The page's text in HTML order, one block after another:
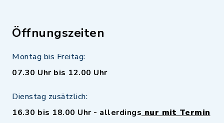
Öffnungszeiten
Montag bis Freitag:
07.30 Uhr bis 12.00 Uhr
Dienstag zusätzlich:
16.30 bis 18.00 Uhr - allerdings nur mit Termin